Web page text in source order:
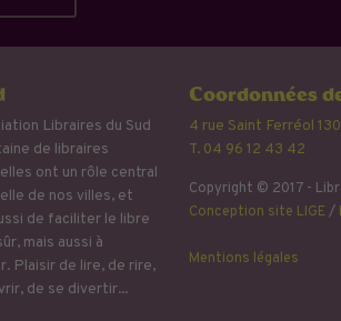
Libraires du Sud
de libraires
ont un rôle central
de nos villes, et
de faciliter le libre
mais aussi à
Plaisir de lire, de rire,
de se divertir...
Coordonnées
4 rue Saint Ferréol
T. 04 96 12 43 42
Copyright © 2017 -
Conception site LIGE /
Mentions légales